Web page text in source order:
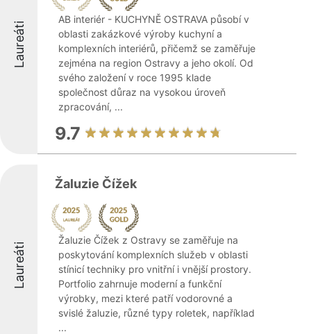
Laureáti
AB interiér - KUCHYNĚ OSTRAVA působí v
oblasti zakázkové výroby kuchyní a
komplexních interiérů, přičemž se zaměřuje
zejména na region Ostravy a jeho okolí. Od
svého založení v roce 1995 klade
společnost důraz na vysokou úroveň
zpracování, ...
9.7
Laureáti
Žaluzie Čížek
Žaluzie Čížek z Ostravy se zaměřuje na
poskytování komplexních služeb v oblasti
stínicí techniky pro vnitřní i vnější prostory.
Portfolio zahrnuje moderní a funkční
výrobky, mezi které patří vodorovné a
svislé žaluzie, různé typy roletek, například
...